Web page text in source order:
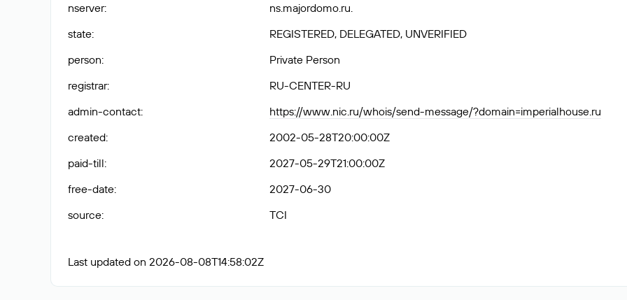
nserver:
ns.majordomo.ru.
state:
REGISTERED, DELEGATED, UNVERIFIED
person:
Private Person
registrar:
RU-CENTER-RU
admin-contact:
https://www.nic.ru/whois/send-message/?domain=imperialhouse.ru
created:
2002-05-28T20:00:00Z
paid-till:
2027-05-29T21:00:00Z
free-date:
2027-06-30
source: TCI
Last updated on 2026-08-08T14:58:02Z